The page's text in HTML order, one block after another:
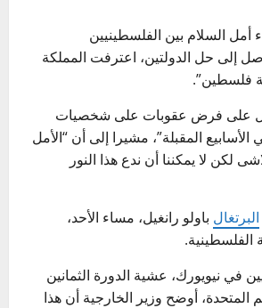
أمل السلام بين الفلسطينيين
إلى حل الدولتين، اعترفت المملكة
فلسطين”.
على فرض عقوبات على شخصيات
المقبلة”، مشيرا إلى أن “الأمل
لكن لا يمكننا أن ندع هذا النور
البرتغال باولو رانغيل، مساء الأحد،
الفلسطينية.
في نيويورك، عشية الدورة الثمانين
المتحدة، أوضح وزير الخارجية أن هذا